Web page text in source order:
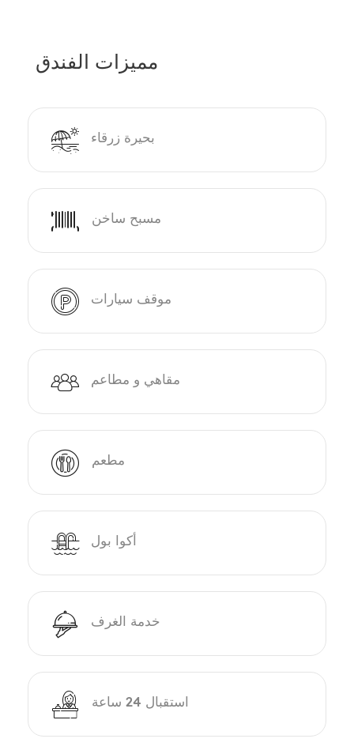
مميزات الفندق
بحيرة زرقاء
مسبح ساخن
موقف سيارات
مقاهي و مطاعم
مطعم
أكوا بول
خدمة الغرف
استقبال 24 ساعة